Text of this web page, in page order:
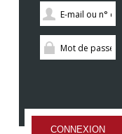
CONNEXION